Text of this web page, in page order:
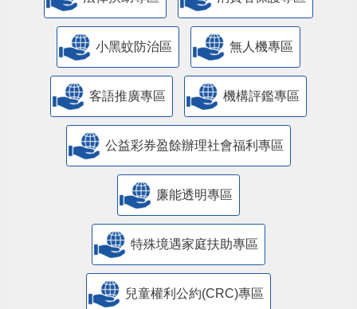
小黑蚊防治區 無人機專區
客語推廣專區 機構評鑑專區
公益彩券盈餘辦理社會福利專區
廉能透明專區
特殊境遇家庭扶助專區
兒童權利公約(CRC)專區